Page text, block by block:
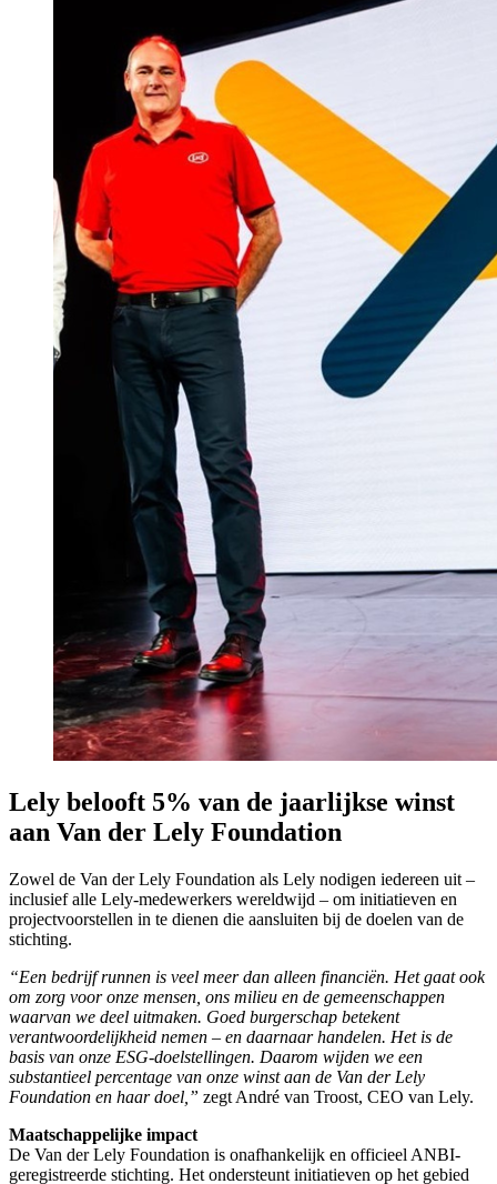
Lely belooft 5% van de jaarlijkse winst
aan Van der Lely Foundation
Zowel de Van der Lely Foundation als Lely nodigen iedereen uit –
inclusief alle Lely-medewerkers wereldwijd – om initiatieven en
projectvoorstellen in te dienen die aansluiten bij de doelen van de
stichting.
“Een bedrijf runnen is veel meer dan alleen financiën. Het gaat ook
om zorg voor onze mensen, ons milieu en de gemeenschappen
waarvan we deel uitmaken. Goed burgerschap betekent
verantwoordelijkheid nemen – en daarnaar handelen. Het is de
basis van onze ESG-doelstellingen. Daarom wijden we een
substantieel percentage van onze winst aan de Van der Lely
Foundation en haar doel,” zegt André van Troost, CEO van Lely.
Maatschappelijke impact
De Van der Lely Foundation is onafhankelijk en officieel ANBI-
geregistreerde stichting. Het ondersteunt initiatieven op het gebied